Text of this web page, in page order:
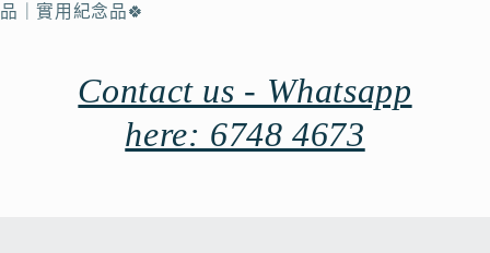
品｜實用紀念品🍀
Contact us - Whatsapp
here: 6748 4673